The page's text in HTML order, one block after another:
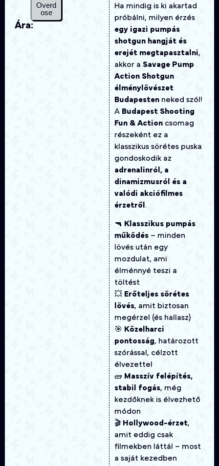
Overd
ose
Ára:
Ha mindig is ki akartad
próbálni, milyen érzés
egy igazi pumpás
shotgun hangját és
erejét megtapasztalni,
akkor aSavage Pump
Action Shotgun
élménylövészet
Budapesten neked szól!
A Budapest Shooting
Fun & Action csomag
részeként ez a
klasszikus sörétes puska
gondoskodik az
adrenalinról, a
dinamizmusról és a
valódi akciófilmes
érzetről .
🔫 Klasszikus pumpás
működés – minden
lövés után egy
mozdulat, ami
élménnyé teszi a
töltést
💥 Erőteljes sörétes
lövés, amit biztosan
megérzel (és hallasz)
🎯 Közelharci
pontosság, határozott
szórással, célzott
élvezettel
🧱 Masszív felépítés,
stabil fogás, még
kezdőknek is élvezhető
módon
🎬 Hollywood-érzet,
amit eddig csak
filmekben láttál – most
a saját kezedben